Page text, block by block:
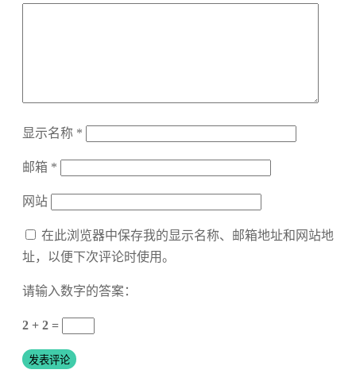
显示名称 *
邮箱 *
网站
在此浏览器中保存我的显示名称、邮箱地址和网站地
址，以便下次评论时使用。
请输入数字的答案：
2 + 2 =